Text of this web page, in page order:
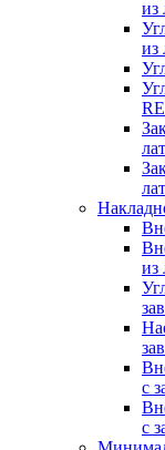
из
из
из
с
с